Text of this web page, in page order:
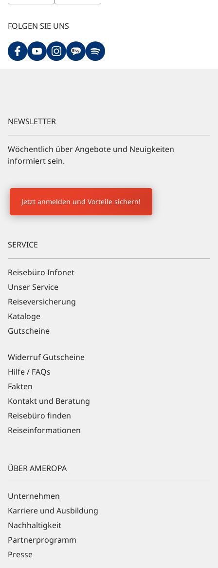
FOLGEN SIE UNS
Blog
SERVICE
Reisebüro Infonet
Unser Service
Reiseversicherung
Kataloge
Gutscheine
Widerruf Gutscheine
Hilfe / FAQs
Fakten
Kontakt und Beratung
Reisebüro finden
Reiseinformationen
ÜBER AMEROPA
Unternehmen
Karriere und Ausbildung
Nachhaltigkeit
Partnerprogramm
Presse
NEWSLETTER
Wöchentlich über Angebote und Neuigkeiten
informiert sein.
Newsletter Anmeldung
Jetzt anmelden und Vorteile sichern!